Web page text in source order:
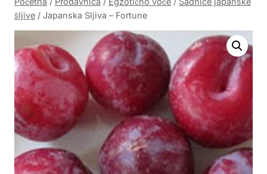
šljive / Japanska Sljiva – Fortune